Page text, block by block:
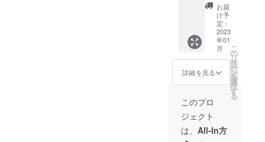
そして肌ト
ラブルや老
化はお化粧
品だけでな
く、健康と
がありま
す。
を備考
欄にご
記入く
ださ
い。
グ＆洗
顔セッ
トをお
送りい
たしま
す。 商
品詳細
・RA-
ESI【美
10g×3
個 税
込
11,000
円 ・AC
お届
け予
定：
2023
年01
月
詳細を見る
こ
の
リ
タ
ー
ン
を
選
択
す
る
このプロ
ジェクト
は、 All-In方